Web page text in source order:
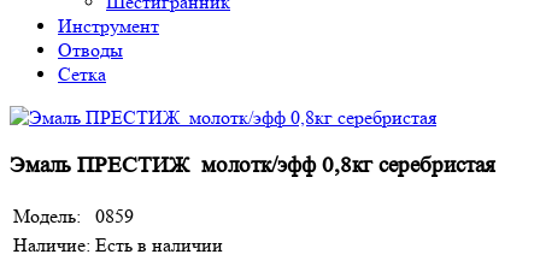
Инструмент
Отводы
Сетка
Эмаль ПРЕСТИЖ молотк/эфф 0,8кг серебристая
Модель:
0859
Наличие: Есть в наличии